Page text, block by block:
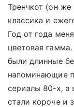
Тренчкот (он
классика и
Год от года
цветовая
были длинные
напоминающие
сериалы 80-х, а
стали короче и